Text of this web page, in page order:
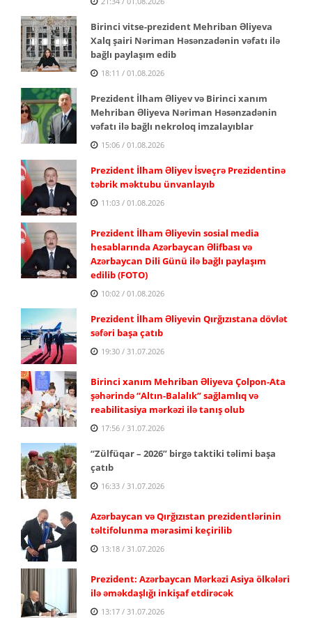
Birinci vitse-prezident Mehriban Əliyeva
Xalq şairi Nəriman Həsənzadənin vəfatı ilə
bağlı paylaşım edib
18:11 / 01.08.2026
Prezident İlham Əliyev və Birinci xanım
Mehriban Əliyeva Nəriman Həsənzadənin
vəfatı ilə bağlı nekroloq imzalayıblar
15:06 / 01.08.2026
Prezident İlham Əliyev İsveçrə Prezidentinə
təbrik məktubu ünvanlayıb
11:03 / 01.08.2026
Prezident İlham Əliyevin sosial media
hesablarında Azərbaycan Əlifbası və
Azərbaycan Dili Günü ilə bağlı paylaşım
edilib (FOTO)
10:02 / 01.08.2026
Prezident İlham Əliyevin Qırğızıstana dövlət
səfəri başa çatıb
19:30 / 31.07.2026
Birinci xanım Mehriban Əliyeva Çolpon-Ata
şəhərində “Altın-Balalık” sağlamlıq və
reabilitasiya mərkəzi ilə tanış olub
17:56 / 31.07.2026
“Zülfüqar – 2026” birgə taktiki təlimi başa
çatıb
16:33 / 31.07.2026
Azərbaycan və Qırğızıstan prezidentlərinin
təltifolunma mərasimi keçirilib
13:18 / 31.07.2026
Prezident: Azərbaycan Mərkəzi Asiya ölkələri
ilə əməkdaşlığı inkişaf etdirəcək
13:17 / 31.07.2026